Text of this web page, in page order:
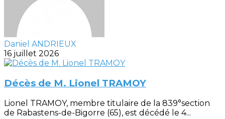
Daniel ANDRIEUX
16 juillet 2026
Décès de M. Lionel TRAMOY
Lionel TRAMOY, membre titulaire de la 839°section
de Rabastens-de-Bigorre (65), est décédé le 4...